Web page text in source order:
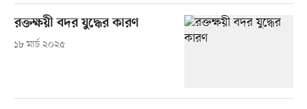
রক্তক্ষয়ী বদর যুদ্ধের কারণ
১৮ মার্চ ২০২৫